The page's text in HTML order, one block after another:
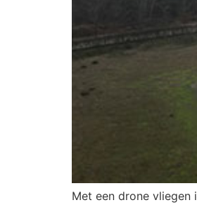
Met een drone vliegen